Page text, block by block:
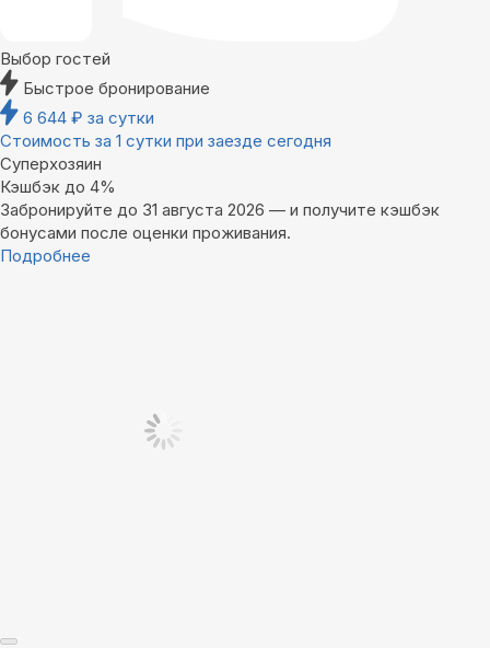
Выбор гостей
Быстрое бронирование
6 644 ₽ за сутки
Стоимость за 1 сутки при заезде сегодня
Суперхозяин
Кэшбэк до 4%
Забронируйте до 31 августа 2026 — и получите кэшбэк
бонусами после оценки проживания.
Подробнее